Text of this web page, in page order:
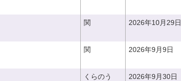
関 2026年10月29日
関 2026年9月9日
くらのう 2026年9月30日